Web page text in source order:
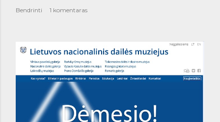
Bendrinti 1 komentaras